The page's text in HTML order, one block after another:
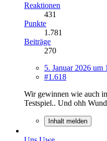
Reaktionen
431
Punkte
1.781
Beiträge
270
5. Januar 2026 um
#1.618
Wir gewinnen wie auch
Testspiel.. Und ohh
Inhalt melden